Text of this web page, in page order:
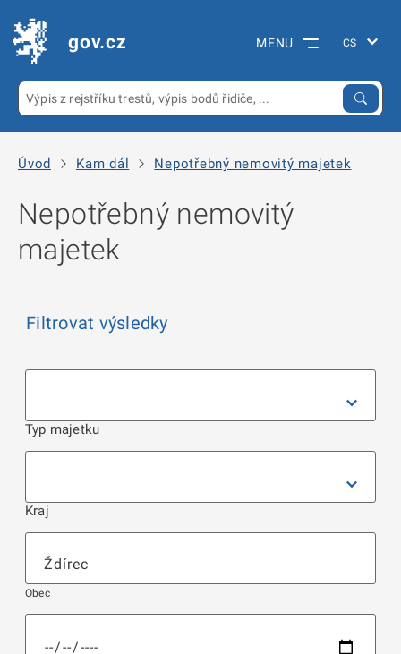
gov.cz MENU
Úvod Kam dál Nepotřebný nemovitý majetek
Nepotřebný nemovitý
majetek
Filtrovat výsledky
Typ majetku
Kraj
Obec